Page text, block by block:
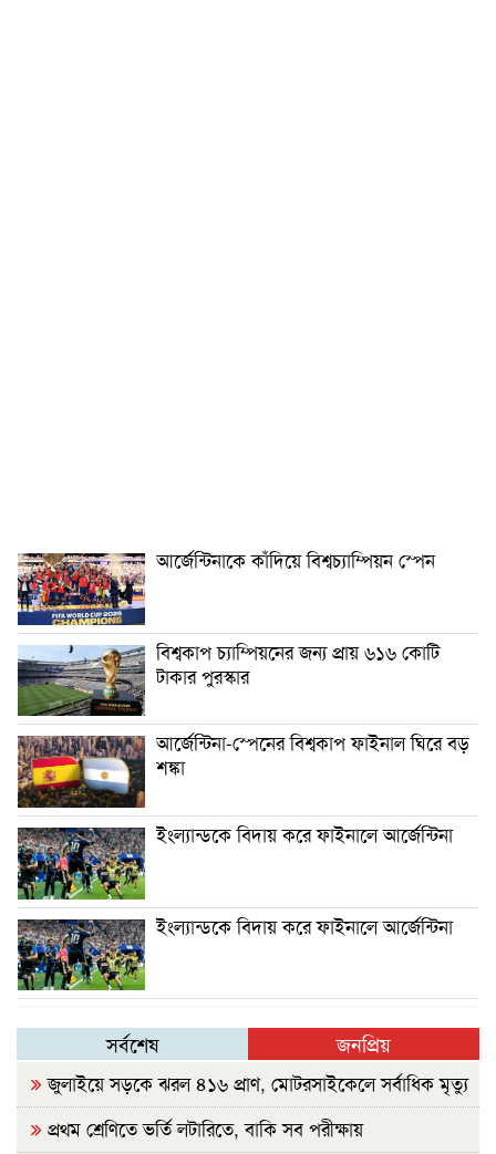
আর্জেন্টিনাকে কাঁদিয়ে বিশ্বচ্যাম্পিয়ন স্পেন
বিশ্বকাপ চ্যাম্পিয়নের জন্য প্রায় ৬১৬ কোটি
টাকার পুরস্কার
আর্জেন্টিনা-স্পেনের বিশ্বকাপ ফাইনাল ঘিরে বড়
শঙ্কা
ইংল্যান্ডকে বিদায় করে ফাইনালে আর্জেন্টিনা
ইংল্যান্ডকে বিদায় করে ফাইনালে আর্জেন্টিনা
সর্বশেষ জনপ্রিয়
জুলাইয়ে সড়কে ঝরল ৪১৬ প্রাণ, মোটরসাইকেলে সর্বাধিক মৃত্যু
প্রথম শ্রেণিতে ভর্তি লটারিতে, বাকি সব পরীক্ষায়